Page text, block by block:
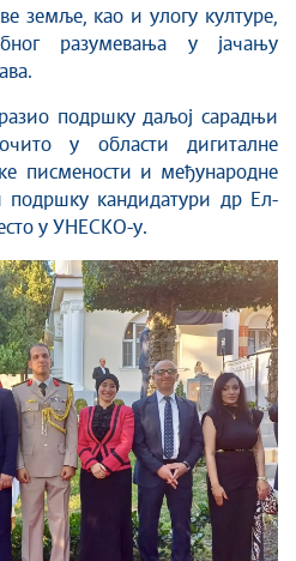
земље, као и улогу културе,
разумевања у јачању
подршку даљој сарадњи
у области дигиталне
писмености и међународне
подршку кандидатури др Ел-
у УНЕСКО-у.